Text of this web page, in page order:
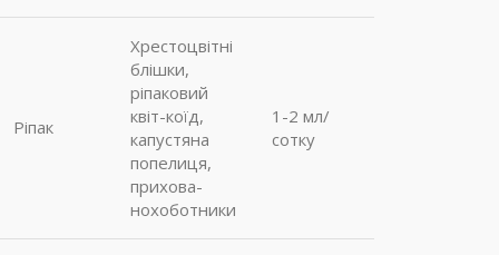
Ріпак
Хрестоцвітні
блішки,
ріпаковий
квіт-коїд,
капустяна
попелиця,
прихова-
нохоботники
1-2 мл/
сотку